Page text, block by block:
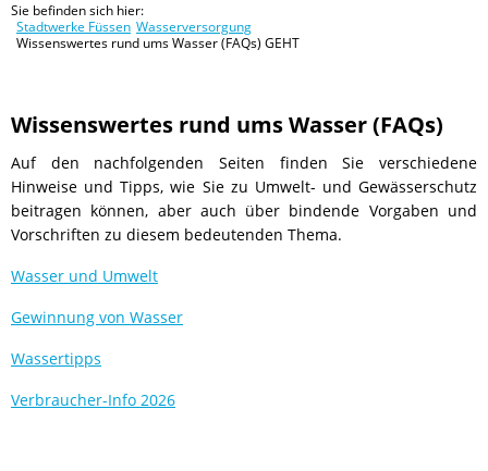
Sie befinden sich hier:
Stadtwerke Füssen Wasserversorgung
Wissenswertes rund ums Wasser (FAQs) GEHT
Wissenswertes rund ums Wasser (FAQs)
Auf den nachfolgenden Seiten finden Sie verschiedene
Hinweise und Tipps, wie Sie zu Umwelt- und Gewässerschutz
beitragen können, aber auch über bindende Vorgaben und
Vorschriften zu diesem bedeutenden Thema.
Wasser und Umwelt
Gewinnung von Wasser
Wassertipps
Verbraucher-Info 2026